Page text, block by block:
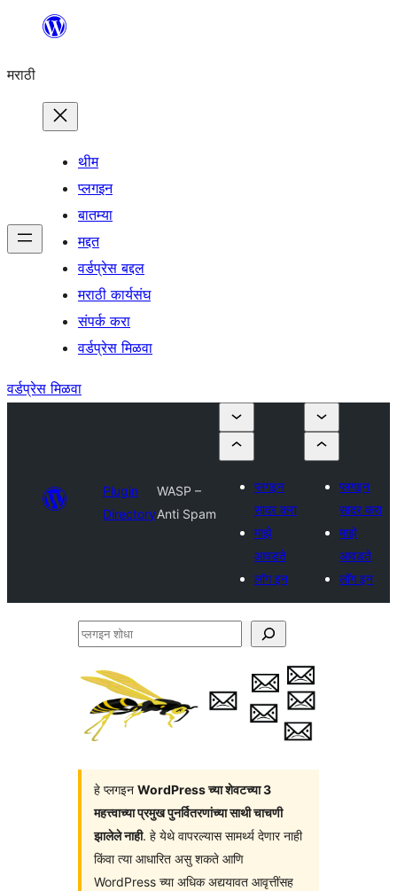
सामुग्रीवर
मराठी
थीम
प्लगइन
बातम्या
मद्दत
वर्डप्रेस बद्दल
मराठी कार्यसंघ
संपर्क करा
वर्डप्रेस मिळवा
वर्डप्रेस मिळवा
Plugin
Directory
WASP –
Anti Spam
प्लगइन
सादर करा
माझे
आवडते
लॉग इन
प्लगइन
सादर करा
माझे
आवडते
लॉग इन
प्लगइन
हे प्लगइन WordPress च्या शेवटच्या 3
महत्त्वाच्या प्रमुख पुनर्वितरणांच्या साथी चाचणी
झालेले नाही. हे येथे वापरल्यास सामर्थ्य देणार नाही
किंवा त्या आधारित असु शकते आणि
WordPress च्या अधिक अद्ययावत आवृत्तींसह